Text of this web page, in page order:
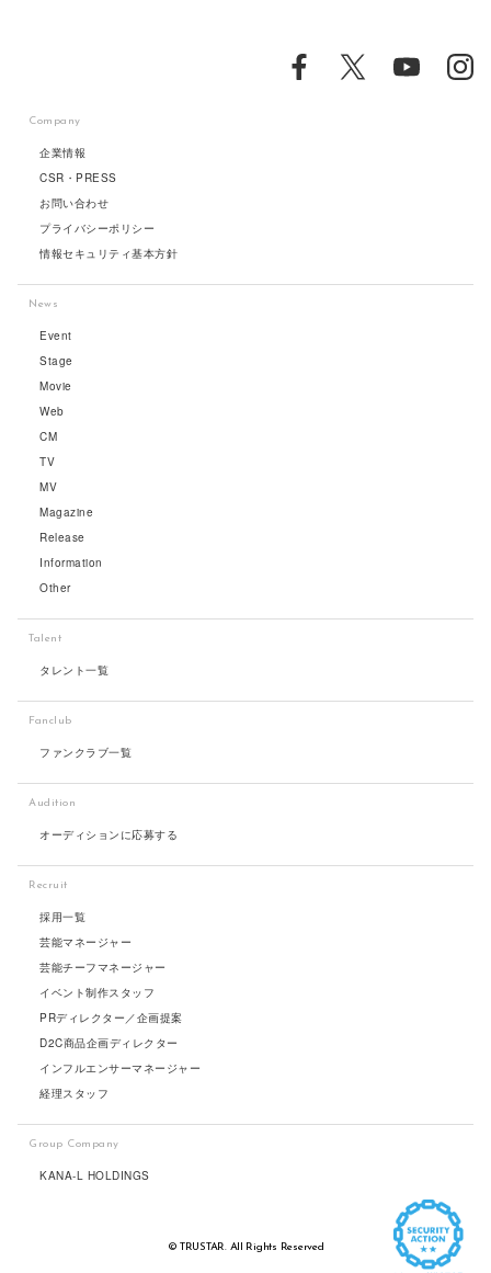
Company
企業情報
CSR・PRESS
お問い合わせ
プライバシーポリシー
情報セキュリティ基本方針
News
Event
Stage
Movie
Web
CM
TV
MV
Magazine
Release
Information
Other
Talent
タレント一覧
Fanclub
ファンクラブ一覧
Audition
オーディションに応募する
Recruit
採用一覧
芸能マネージャー
芸能チーフマネージャー
イベント制作スタッフ
PRディレクター／企画提案
D2C商品企画ディレクター
インフルエンサーマネージャー
経理スタッフ
Group Company
KANA-L HOLDINGS
© TRUSTAR. All Rights Reserved